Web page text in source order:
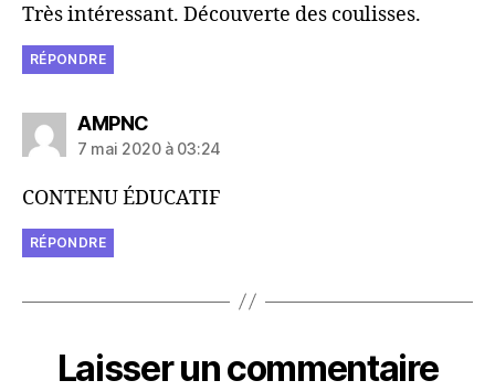
Très intéressant. Découverte des coulisses.
RÉPONDRE
AMPNCdit :
7 mai 2020 à 03:24
CONTENU ÉDUCATIF
RÉPONDRE
Laisser un commentaire